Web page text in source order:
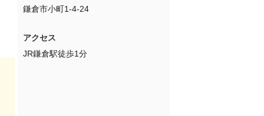
鎌倉市小町1-4-24
アクセス
JR鎌倉駅徒歩1分